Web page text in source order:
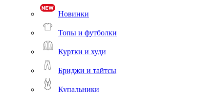
Новинки
Топы и футболки
Куртки и худи
Бриджи и тайтсы
Купальники